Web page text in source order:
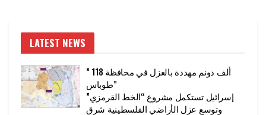
LATEST NEWS
” 118 ألف دونم مهددة بالعزل في محافظة
طوباس”
إسرائيل تستكمل مشروع “الخط القرمزي”
وتوسع عزل الأراضي الفلسطينية شرق